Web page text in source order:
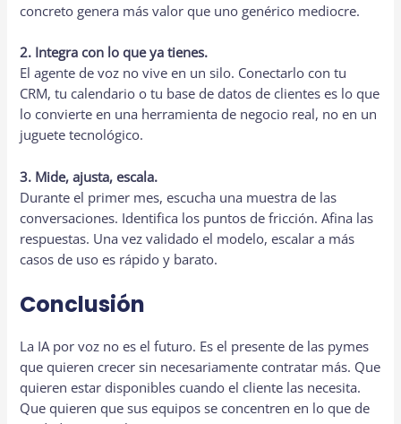
concreto genera más valor que uno genérico mediocre.
2. Integra con lo que ya tienes.
El agente de voz no vive en un silo. Conectarlo con tu
CRM, tu calendario o tu base de datos de clientes es lo que
lo convierte en una herramienta de negocio real, no en un
juguete tecnológico.
3. Mide, ajusta, escala.
Durante el primer mes, escucha una muestra de las
conversaciones. Identifica los puntos de fricción. Afina las
respuestas. Una vez validado el modelo, escalar a más
casos de uso es rápido y barato.
Conclusión
La IA por voz no es el futuro. Es el presente de las pymes
que quieren crecer sin necesariamente contratar más. Que
quieren estar disponibles cuando el cliente las necesita.
Que quieren que sus equipos se concentren en lo que de